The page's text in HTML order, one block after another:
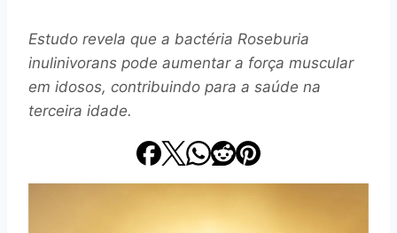
Estudo revela que a bactéria Roseburia
inulinivorans pode aumentar a força muscular
em idosos, contribuindo para a saúde na
terceira idade.